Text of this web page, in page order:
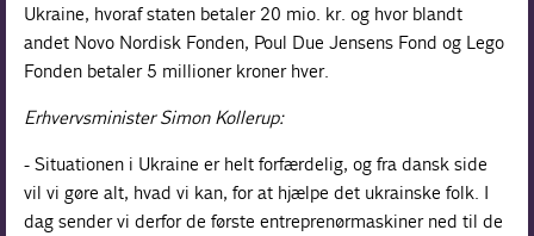
Ukraine, hvoraf staten betaler 20 mio. kr. og hvor blandt
andet Novo Nordisk Fonden, Poul Due Jensens Fond og Lego
Fonden betaler 5 millioner kroner hver.
Erhvervsminister Simon Kollerup:
- Situationen i Ukraine er helt forfærdelig, og fra dansk side
vil vi gøre alt, hvad vi kan, for at hjælpe det ukrainske folk. I
dag sender vi derfor de første entreprenørmaskiner ned til de